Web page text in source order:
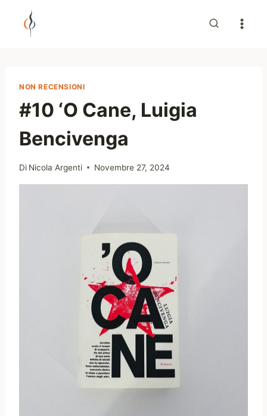
contenuto
NON RECENSIONI
#10 ‘O Cane, Luigia
Bencivenga
Di Nicola Argenti Novembre 27, 2024